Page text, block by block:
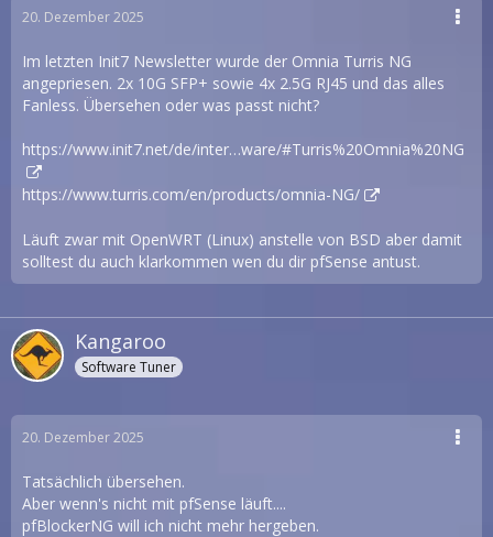
20. Dezember 2025
Im letzten Init7 Newsletter wurde der Omnia Turris NG
angepriesen. 2x 10G SFP+ sowie 4x 2.5G RJ45 und das alles
Fanless. Übersehen oder was passt nicht?
https://www.init7.net/de/inter…ware/#Turris%20Omnia%20NG
https://www.turris.com/en/products/omnia-NG/
Läuft zwar mit OpenWRT (Linux) anstelle von BSD aber damit
solltest du auch klarkommen wen du dir pfSense antust.
Kangaroo
Software Tuner
20. Dezember 2025
Tatsächlich übersehen.
Aber wenn's nicht mit pfSense läuft....
pfBlockerNG will ich nicht mehr hergeben.